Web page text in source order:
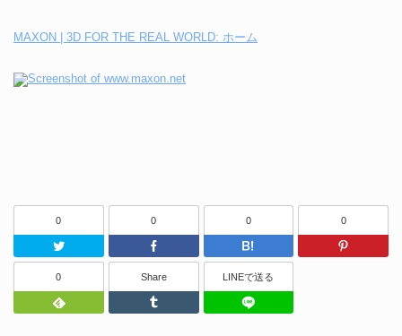
MAXON | 3D FOR THE REAL WORLD: ホーム
0
Twitter
0
Facebook
0
はてなブッ
0
0
Feedly
Share
Tumblr
LINEで送る